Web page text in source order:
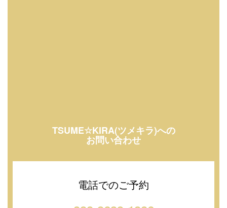
TSUME☆KIRA(ツメキラ)への
お問い合わせ
電話でのご予約